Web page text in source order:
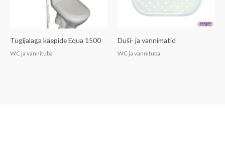
Tugijalaga käepide Equa 1500
WC ja vannituba
Duši- ja vannimatid
WC ja vannituba